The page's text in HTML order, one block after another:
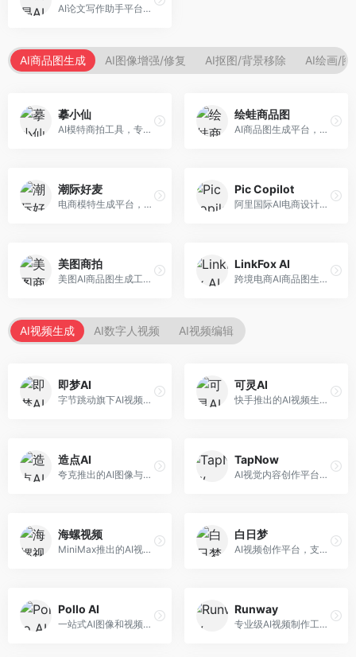
AI论文写作助手平台，提供智能化学术写作支持。面向高校学生，支持多种论文类型生成，提供参考文献管理和格式规范服务，操作流程简单。
AI商品图生成 AI图像增强/修复 AI抠图/背景移除 AI绘画/图
摹小仙
AI模特商拍工具，专注于服装电商。面向服装电商卖家，提供虚拟模特试穿、商品展示图生成等服务，模特形象多样，拍摄成本低。
绘蛙商品图
AI商品图生成平台，支持模特换装和场景生成。面向电商卖家，提供商品上身效果展示、场景化商品图生成等服务，电商营销效果显著。
潮际好麦
电商模特生成平台，支持AI虚拟模特创作。面向服装和配饰电商，提供模特试穿、商品展示、营销素材生成等服务，模特形象可定制。
Pic Copilot
阿里国际AI电商设计工具，专注于跨境电商。面向跨境电商卖家，提供商品图优化、营销海报生成、多语言适配等服务，海外市场适配性强。
美图商拍
美图AI商品图生成工具，整合美图生态。面向电商卖家，提供商品图美化、模特替换、场景生成等服务，移动端操作便捷。
LinkFox AI
跨境电商AI商品图生成工具。面向跨境电商卖家，支持多语言商品图生成、模特替换、场景优化等服务，适配海外电商平台需求。
AI视频生成 AI数字人视频 AI视频编辑
即梦AI
字节跳动旗下AI视频创作平台，支持多模态内容生成。面向内容创作者和营销人员，提供文生视频、图生视频、智能剪辑等功能，中文理解能力强，创作效率高。
可灵AI
快手推出的AI视频生成平台，支持文生视频和图生视频，可生成长达2分钟的高质量视频内容。面向短视频创作者和营销人员，操作简便，生成效果逼真，适合商业推广和创意表达。
造点AI
夸克推出的AI图像与视频创作平台。面向普通用户和内容创作者，提供文生图、文生视频等功能，操作简便，与夸克生态深度整合。
TapNow
AI视觉内容创作平台，整合图像与视频生成能力。面向内容创作者，提供文生图、文生视频、智能编辑等服务，创作工具丰富，一站式体验便捷。
海螺视频
MiniMax推出的AI视频生成工具，支持高质量视频创作。面向内容创作者，提供文生视频、视频编辑等功能，生成速度快，视频效果自然流畅。
白日梦
AI视频创作平台，支持生成长达50分钟的长视频内容。面向长视频创作者和内容生产者，支持故事视频生成、视频编辑等功能，适合叙事性内容创作。
Pollo AI
一站式AI图像和视频创作平台，整合多种生成工具。面向内容创作者，提供文生图、文生视频、视频编辑等服务，创作工具全面，一站式体验便捷。
Runway
专业级AI视频制作工具，支持视频生成与编辑。面向影视制作人和创意工作者，提供文生视频、视频编辑、绿幕抠像等专业功能，视频处理能力强，适合专业创作场景。